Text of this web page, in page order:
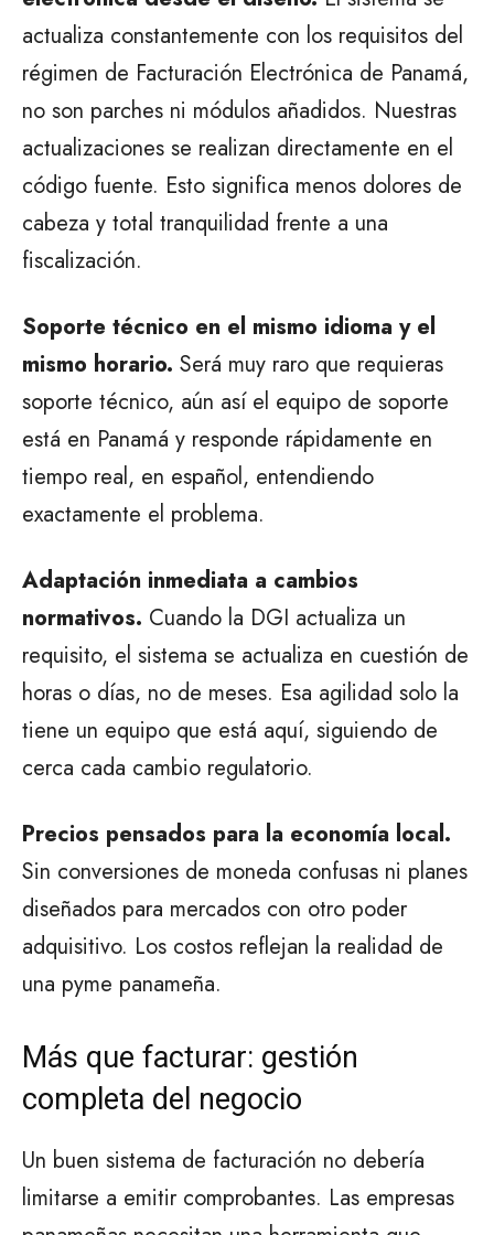
actualiza constantemente con los requisitos del
régimen de Facturación Electrónica de Panamá,
no son parches ni módulos añadidos. Nuestras
actualizaciones se realizan directamente en el
código fuente. Esto significa menos dolores de
cabeza y total tranquilidad frente a una
fiscalización.
Soporte técnico en el mismo idioma y el
mismo horario. Será muy raro que requieras
soporte técnico, aún así el equipo de soporte
está en Panamá y responde rápidamente en
tiempo real, en español, entendiendo
exactamente el problema.
Adaptación inmediata a cambios
normativos. Cuando la DGI actualiza un
requisito, el sistema se actualiza en cuestión de
horas o días, no de meses. Esa agilidad solo la
tiene un equipo que está aquí, siguiendo de
cerca cada cambio regulatorio.
Precios pensados para la economía local.
Sin conversiones de moneda confusas ni planes
diseñados para mercados con otro poder
adquisitivo. Los costos reflejan la realidad de
una pyme panameña.
Más que facturar: gestión
completa del negocio
Un buen sistema de facturación no debería
limitarse a emitir comprobantes. Las empresas